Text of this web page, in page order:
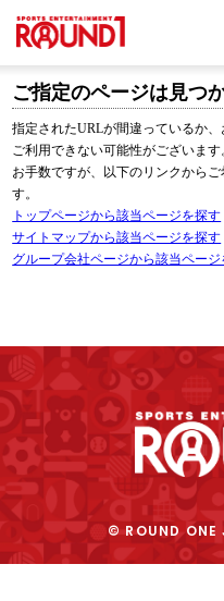
ご指定のページは見つ
指定されたURLが間違っているか
ご利用できない可能性がございます
お手数ですが、以下のリンクから
す。
トップページから該当ページを探す
サイトマップから該当ページを探す
グループ会社ページから該当ページ
© ROUND